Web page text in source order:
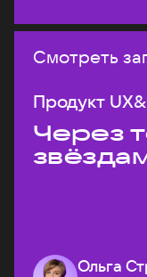
Смотреть
Продукт
Через
Ольга